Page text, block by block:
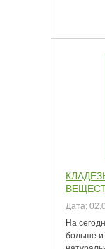
Дата:
На
больше и